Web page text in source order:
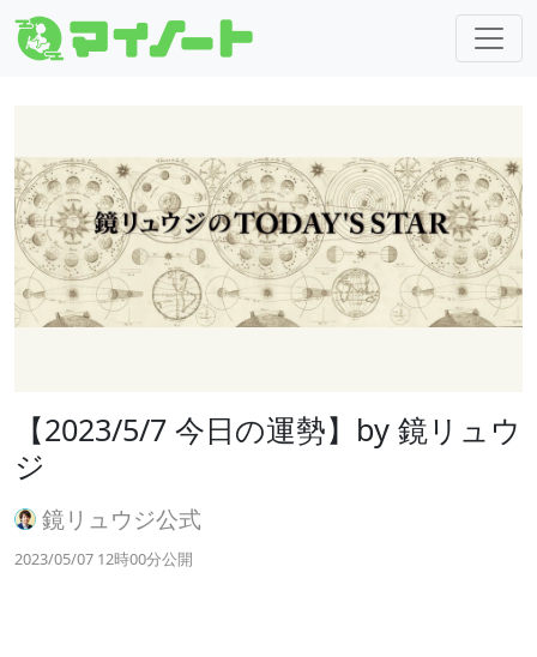
【2023/5/7 今日の運勢】by 鏡リュウ
ジ
鏡リュウジ公式
2023/05/07 12時00分公開